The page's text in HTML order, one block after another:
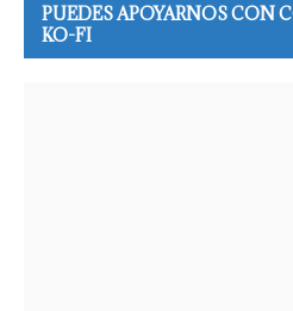
PUEDES APOYARNOS CON
KO-FI